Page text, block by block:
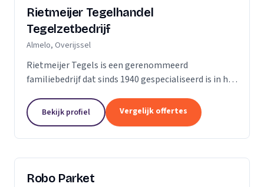
Rietmeijer Tegelhandel
Tegelzetbedrijf
Almelo, Overijssel
Rietmeijer Tegels is een gerenommeerd
familiebedrijf dat sinds 1940 gespecialiseerd is in het
Met een rijke geschiedenis en een passie voor...
Bekijk profiel Vergelijk offertes
Robo Parket